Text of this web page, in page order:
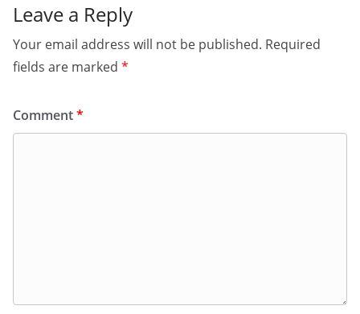
Leave a Reply
Your email address will not be published. Required
fields are marked *
Comment*